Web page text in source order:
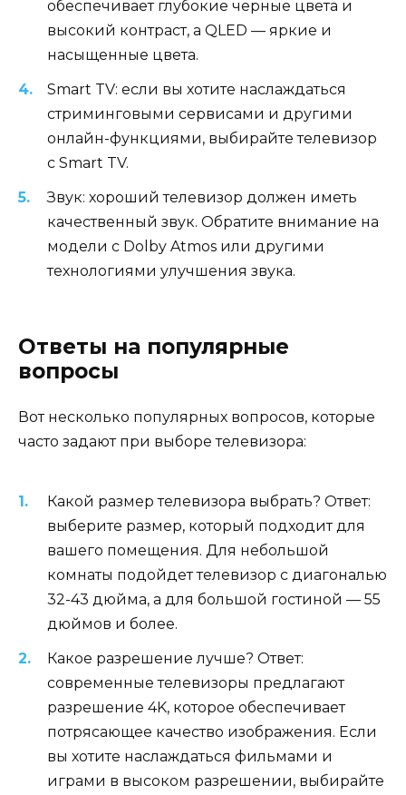
обеспечивает глубокие черные цвета и
высокий контраст, а QLED — яркие и
насыщенные цвета.
Smart TV: если вы хотите наслаждаться
стриминговыми сервисами и другими
онлайн-функциями, выбирайте телевизор
с Smart TV.
Звук: хороший телевизор должен иметь
качественный звук. Обратите внимание на
модели с Dolby Atmos или другими
технологиями улучшения звука.
Ответы на популярные
вопросы
Вот несколько популярных вопросов, которые
часто задают при выборе телевизора:
Какой размер телевизора выбрать? Ответ:
выберите размер, который подходит для
вашего помещения. Для небольшой
комнаты подойдет телевизор с диагональю
32-43 дюйма, а для большой гостиной — 55
дюймов и более.
Какое разрешение лучше? Ответ:
современные телевизоры предлагают
разрешение 4K, которое обеспечивает
потрясающее качество изображения. Если
вы хотите наслаждаться фильмами и
играми в высоком разрешении, выбирайте